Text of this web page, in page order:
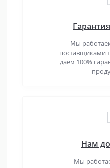
Мы
поставщиками
даём 100%
Нам
Мы